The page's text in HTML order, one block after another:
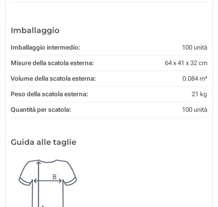
Imballaggio
Imballaggio intermedio: 100 unità
Misure della scatola esterna: 64 x 41 x 32 cm
Volume della scatola esterna: 0.084 m³
Peso della scatola esterna: 21 kg
Quantità per scatola: 100 unità
Guida alle taglie